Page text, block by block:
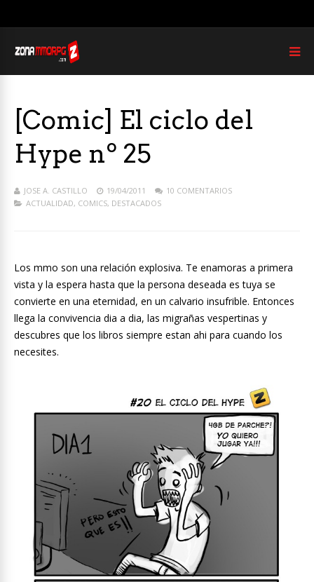
[Comic] El ciclo del
Hype nº 25
JOSE A. CASTILLO 19/04/2011
10 COMENTARIOS
ACTUALIDAD, COMICS, DESTACADOS
Los mmo son una relación explosiva. Te enamoras a primera
vista y la espera hasta que la persona deseada es tuya se
convierte en una eternidad, en un calvario insufrible. Entonces
llega la convivencia dia a dia, las migrañas vespertinas y
descubres que los libros siempre estan ahi para cuando los
necesites.